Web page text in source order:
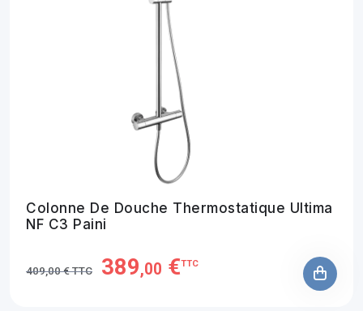
Colonne De Douche Thermostatique Ultima
NF C3 Paini
409,00 € TTC 389,00 €TTC